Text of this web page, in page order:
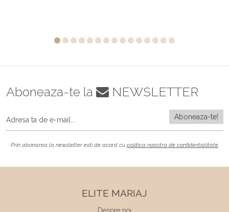
Aboneaza-te la NEWSLETTER
Prin abonarea la newsletter esti de acord cu politica noastra de confidentialitate
ELITE MARIAJ
Despre noi